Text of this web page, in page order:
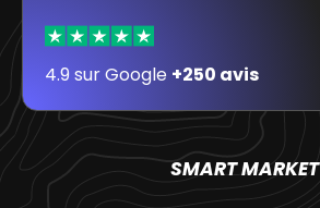
4.9 sur Google +250 avis
SMART MARKET